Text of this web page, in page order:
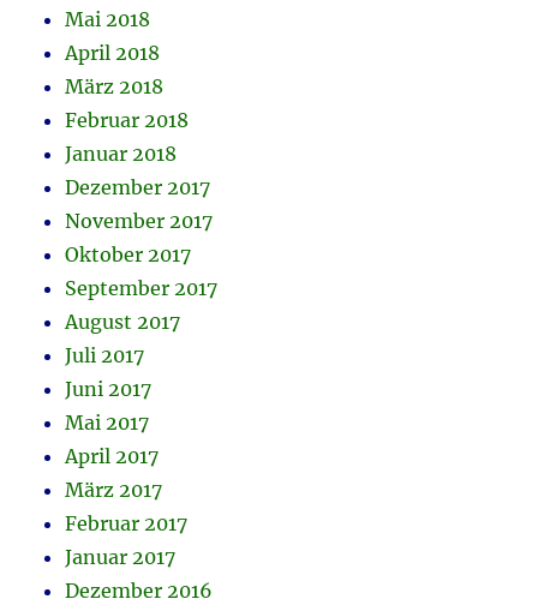
Mai 2018
April 2018
März 2018
Februar 2018
Januar 2018
Dezember 2017
November 2017
Oktober 2017
September 2017
August 2017
Juli 2017
Juni 2017
Mai 2017
April 2017
März 2017
Februar 2017
Januar 2017
Dezember 2016